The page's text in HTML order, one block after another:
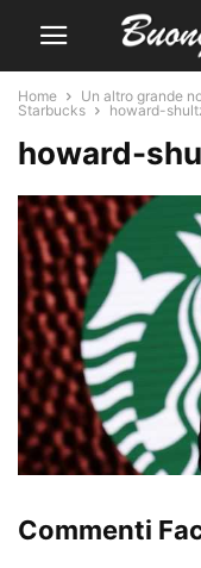
Home
Un altro grande
Starbucks
howard-
howard-
Commenti